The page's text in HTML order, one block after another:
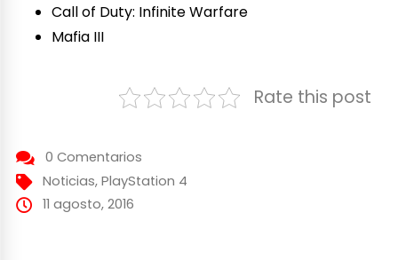
Call of Duty: Infinite Warfare
Mafia III
Rate this post
0 Comentarios
Noticias, PlayStation 4
11 agosto, 2016